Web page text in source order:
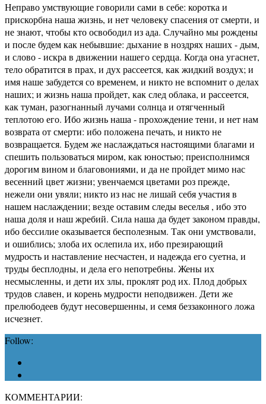
Неправо умствующие говорили сами в себе: коротка и
прискорбна наша жизнь, и нет человеку спасения от смерти, и
не знают, чтобы кто освободил из ада. Случайно мы рождены
и после будем как небывшие: дыхание в ноздрях наших - дым,
и слово - искра в движении нашего сердца. Когда она угаснет,
тело обратится в прах, и дух рассеется, как жидкий воздух; и
имя наше забудется со временем, и никто не вспомнит о делах
наших; и жизнь наша пройдет, как след облака, и рассеется,
как туман, разогнанный лучами солнца и отягченный
теплотою его. Ибо жизнь наша - прохождение тени, и нет нам
возврата от смерти: ибо положена печать, и никто не
возвращается. Будем же наслаждаться настоящими благами и
спешить пользоваться миром, как юностью; преисполнимся
дорогим вином и благовониями, и да не пройдет мимо нас
весенний цвет жизни; увенчаемся цветами роз прежде,
нежели они увяли; никто из нас не лишай себя участия в
нашем наслаждении; везде оставим следы веселья , ибо это
наша доля и наш жребий. Сила наша да будет законом правды,
ибо бессилие оказывается бесполезным. Так они умствовали,
и ошиблись; злоба их ослепила их, ибо презирающий
мудрость и наставление несчастен, и надежда его суетна, и
труды бесплодны, и дела его непотребны. Жены их
несмысленны, и дети их злы, проклят род их. Плод добрых
трудов славен, и корень мудрости неподвижен. Дети же
прелюбодеев будут несовершенны, и семя беззаконного ложа
исчезнет.
Follow:
КОММЕНТАРИИ: